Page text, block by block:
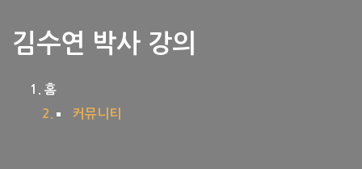
김수연 박사 강의
홈
커뮤니티